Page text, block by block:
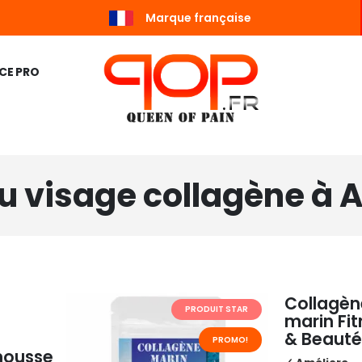
Marque française
PRO
visage collagène à
PRODUIT STAR
PROMO!
marin
& Beauté